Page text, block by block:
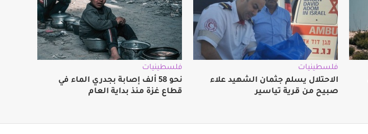
فلسطينيات
الاحتلال يسلم جثمان الشهيد علاء
صبيح من قرية تياسير
فلسطينيات
نحو 58 ألف إصابة بجدري الماء في
قطاع غزة منذ بداية العام